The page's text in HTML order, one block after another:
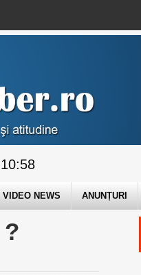
VIDEO NEWS ANUNȚURI
?